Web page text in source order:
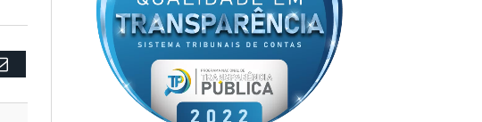
Email